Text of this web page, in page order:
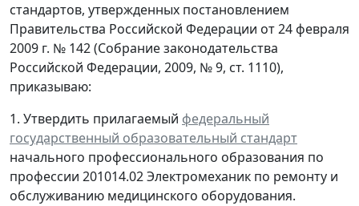
стандартов, утвержденных постановлением
Правительства Российской Федерации от 24 февраля
2009 г. № 142 (Собрание законодательства
Российской Федерации, 2009, № 9, ст. 1110),
приказываю:
1. Утвердить прилагаемый федеральный
государственный образовательный стандарт
начального профессионального образования по
профессии 201014.02 Электромеханик по ремонту и
обслуживанию медицинского оборудования.